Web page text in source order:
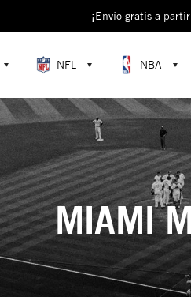
¡Envío gratis a
NFL NBA
MIAMI